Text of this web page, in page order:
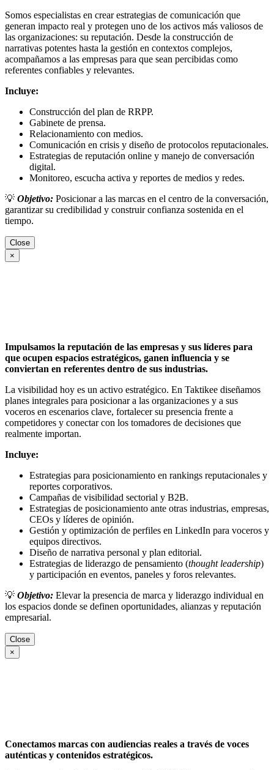
Somos especialistas en crear estrategias de comunicación que
generan impacto real y protegen uno de los activos más valiosos de
las organizaciones: su reputación. Desde la construcción de
narrativas potentes hasta la gestión en contextos complejos,
acompañamos a las empresas para que sean percibidas como
referentes confiables y relevantes.
Incluye:
Construcción del plan de RRPP.
Gabinete de prensa.
Relacionamiento con medios.
Comunicación en crisis y diseño de protocolos reputacionales.
Estrategias de reputación online y manejo de conversación
digital.
Monitoreo, escucha activa y reportes de medios y redes.
💡 Objetivo: Posicionar a las marcas en el centro de la conversación,
garantizar su credibilidad y construir confianza sostenida en el
tiempo.
Close
×
Impulsamos la reputación de las empresas y sus líderes para
que ocupen espacios estratégicos, ganen influencia y se
conviertan en referentes dentro de sus industrias.
La visibilidad hoy es un activo estratégico. En Taktikee diseñamos
planes integrales para posicionar a las organizaciones y a sus
voceros en escenarios clave, fortalecer su presencia frente a
competidores y conectar con los tomadores de decisiones que
realmente importan.
Incluye:
Estrategias para posicionamiento en rankings reputacionales y
reportes corporativos.
Campañas de visibilidad sectorial y B2B.
Estrategias de posicionamiento ante otras industrias, empresas,
CEOs y líderes de opinión.
Gestión y optimización de perfiles en LinkedIn para voceros y
equipos directivos.
Diseño de narrativa personal y plan editorial.
Estrategias de liderazgo de pensamiento (thought leadership)
y participación en eventos, paneles y foros relevantes.
💡 Objetivo: Elevar la presencia de marca y liderazgo individual en
los espacios donde se definen oportunidades, alianzas y reputación
empresarial.
Close
×
Conectamos marcas con audiencias reales a través de voces
auténticas y contenidos estratégicos.